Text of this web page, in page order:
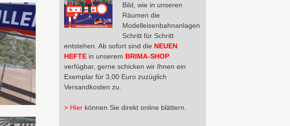
Bild, wie in unseren
Räumen die
Modelleisenbahnanlagen
Schritt für Schritt
entstehen. Ab sofort sind die NEUEN
HEFTE in unserem BRIMA-SHOP
verfügbar, gerne schicken wir Ihnen ein
Exemplar für 3,00 Euro zuzüglich
Versandkosten zu.
> Hier können Sie direkt online blättern.